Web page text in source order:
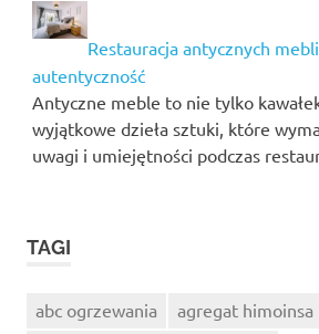
Restauracja antycznych
autentyczność
Antyczne meble to nie tylko
wyjątkowe dzieła sztuki, które
uwagi i umiejętności podczas
TAGI
abc ogrzewania
agregat himoinsa